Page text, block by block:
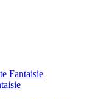
Fantaisie